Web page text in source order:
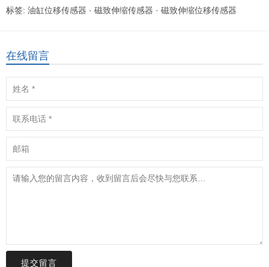
标签: 油缸位移传感器 · 磁致伸缩传感器 · 磁致伸缩位移传感器
在线留言
提交留言